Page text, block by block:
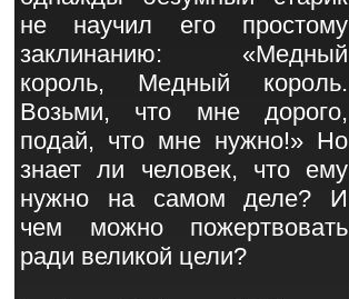
не научил его простому
заклинанию: «Медный
король, Медный король.
Возьми, что мне дорого,
подай, что мне нужно!» Но
знает ли человек, что ему
нужно на самом деле? И
чем можно пожертвовать
ради великой цели?